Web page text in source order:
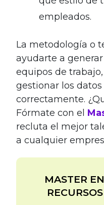
empleados.
La metodología o
ayudarte a
equipos de
gestionar los datos
correctamente.
Fórmate con el
recluta el mejor
a cualquier
MASTER